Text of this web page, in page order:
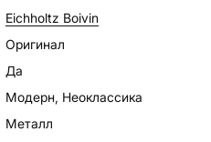
Eichholtz Boivin
Оригинал
Да
Модерн, Неоклассика
Металл